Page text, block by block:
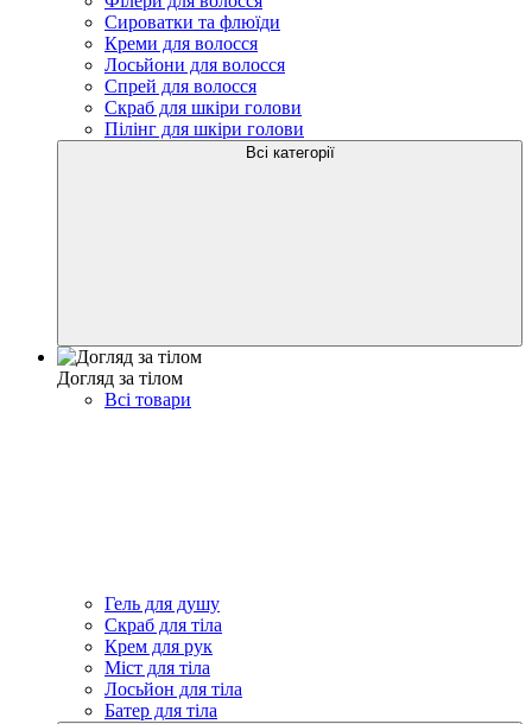
Сироватки та флюїди
Креми для волосся
Лосьйони для волосся
Спрей для волосся
Скраб для шкіри голови
Пілінг для шкіри голови
Всі категорії
Догляд за тілом
Всі товари
Гель для душу
Скраб для тіла
Крем для рук
Міст для тіла
Лосьйон для тіла
Батер для тіла